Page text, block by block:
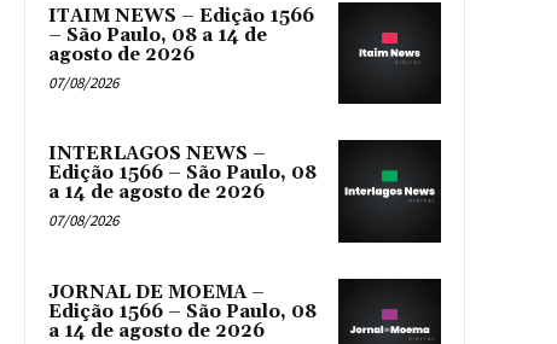
ITAIM NEWS – Edição 1566
– São Paulo, 08 a 14 de
agosto de 2026
07/08/2026
INTERLAGOS NEWS –
Edição 1566 – São Paulo, 08
a 14 de agosto de 2026
07/08/2026
JORNAL DE MOEMA –
Edição 1566 – São Paulo, 08
a 14 de agosto de 2026